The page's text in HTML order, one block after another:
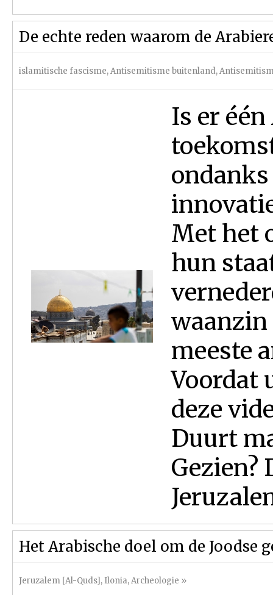
De echte reden waarom de
islamitische fascisme,Antisemitisme buitenland,
Is er
Met het
hun
waanzin
meeste
Voordat
deze
Duurt
Gezien?
Het Arabische doel om de Joodse
Jeruzalem [Al-Quds], Ilonia,Archeologie »